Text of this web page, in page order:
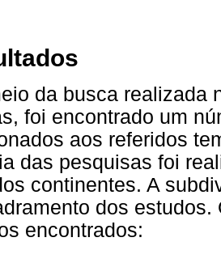
da busca realizada
foi encontrado um
aos referidos
das pesquisas foi
continentes. A
dos
encontrados: